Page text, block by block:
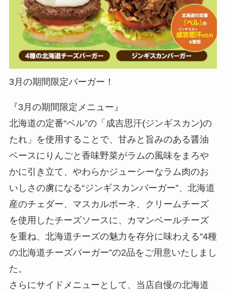
3月の期間限定バーガー！
『3月の期間限定メニュー』
北海道の定番“ベル”の「成吉思汗(ジンギスカン)の
たれ」を使用することで、甘みと旨みのある醤油
ベースにりんごと香味野菜がラムの風味をまろや
かに引き立て、やわらかジューシーなラム肉のお
いしさの虜になる“ジンギスカンバーガー”、北海道
産のチェダー、マスカルポーネ、クリームチーズ
を使用したチーズソースに、カマンベールチーズ
を重ね、北海道チーズの魅力を存分に味わえる“4種
の北海道チーズバーガー”の2品をご用意いたしまし
た。
さらにサイドメニューとして、当店自慢の北海道